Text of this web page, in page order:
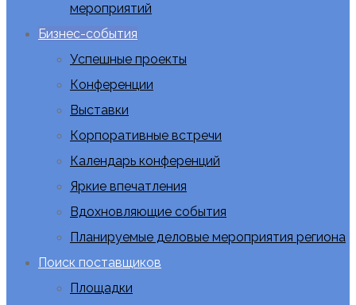
мероприятий
Бизнес-события
Успешные проекты
Конференции
Выставки
Корпоративные встречи
Календарь конференций
Яркие впечатления
Вдохновляющие события
Планируемые деловые мероприятия региона
Поиск поставщиков
Площадки